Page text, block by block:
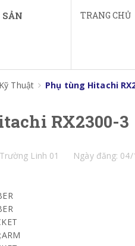
TRANG CHỦ
Thuật Phụ tùng Hitachi
RX2300-3
Linh 01 Ngày đăng: